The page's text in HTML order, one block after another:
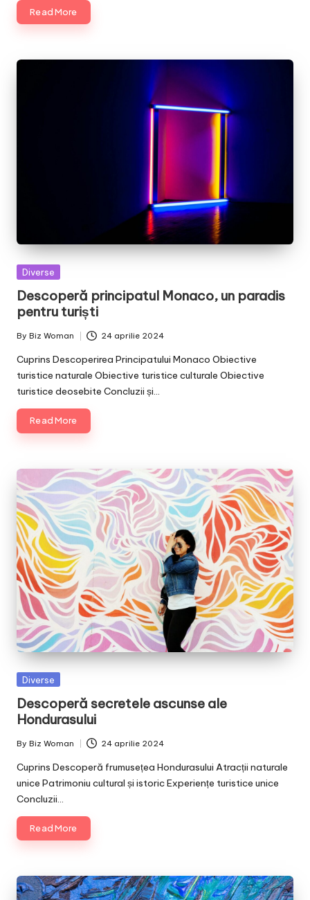
Read More
Posted
Diverse
Descoperă principatul Monaco, un paradis
pentru turiști
Posted
by
By Biz Woman 24 aprilie 2024
Cuprins Descoperirea Principatului Monaco Obiective
turistice naturale Obiective turistice culturale Obiective
turistice deosebite Concluzii și…
Read More
Posted
Diverse
Descoperă secretele ascunse ale
Hondurasului
Posted
by
By Biz Woman 24 aprilie 2024
Cuprins Descoperă frumusețea Hondurasului Atracții naturale
unice Patrimoniu cultural și istoric Experiențe turistice unice
Concluzii…
Read More